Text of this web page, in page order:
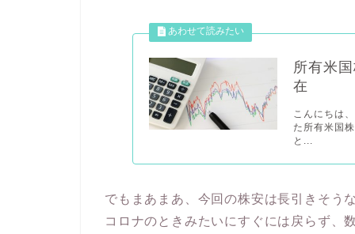
所有米
在
こんにちは
た所有米国
と...
でもまあまあ、今回の株安は長引きそう
コロナのときみたいにすぐには戻らず、